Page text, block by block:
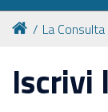
Per chi vive
Newsletter
La Consulta
Iscrivi